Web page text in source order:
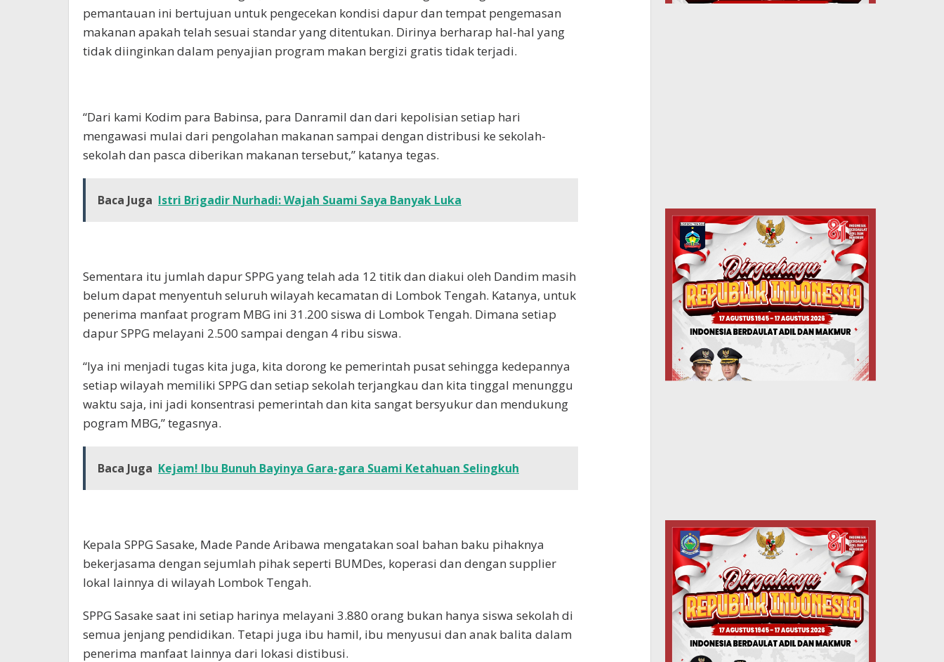
pemantauan ini bertujuan untuk pengecekan kondisi dapur dan tempat pengemasan
makanan apakah telah sesuai standar yang ditentukan. Dirinya berharap hal-hal yang
tidak diinginkan dalam penyajian program makan bergizi gratis tidak terjadi.
“Dari kami Kodim para Babinsa, para Danramil dan dari kepolisian setiap hari
mengawasi mulai dari pengolahan makanan sampai dengan distribusi ke sekolah-
sekolah dan pasca diberikan makanan tersebut,” katanya tegas.
Baca Juga Istri Brigadir Nurhadi: Wajah Suami Saya Banyak Luka
Sementara itu jumlah dapur SPPG yang telah ada 12 titik dan diakui oleh Dandim masih
belum dapat menyentuh seluruh wilayah kecamatan di Lombok Tengah. Katanya, untuk
penerima manfaat program MBG ini 31.200 siswa di Lombok Tengah. Dimana setiap
dapur SPPG melayani 2.500 sampai dengan 4 ribu siswa.
“Iya ini menjadi tugas kita juga, kita dorong ke pemerintah pusat sehingga kedepannya
setiap wilayah memiliki SPPG dan setiap sekolah terjangkau dan kita tinggal menunggu
waktu saja, ini jadi konsentrasi pemerintah dan kita sangat bersyukur dan mendukung
pogram MBG,” tegasnya.
Baca Juga Kejam! Ibu Bunuh Bayinya Gara-gara Suami Ketahuan Selingkuh
Kepala SPPG Sasake, Made Pande Aribawa mengatakan soal bahan baku pihaknya
bekerjasama dengan sejumlah pihak seperti BUMDes, koperasi dan dengan supplier
lokal lainnya di wilayah Lombok Tengah.
SPPG Sasake saat ini setiap harinya melayani 3.880 orang bukan hanya siswa sekolah di
semua jenjang pendidikan. Tetapi juga ibu hamil, ibu menyusui dan anak balita dalam
penerima manfaat lainnya dari lokasi distibusi.